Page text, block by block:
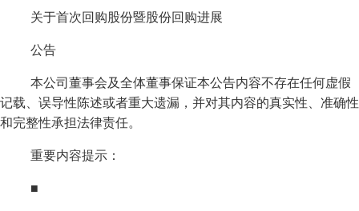
关于首次回购股份暨股份回购进展
公告
本公司董事会及全体董事保证本公告内容不存在任何虚假
记载、误导性陈述或者重大遗漏，并对其内容的真实性、准确性
和完整性承担法律责任。
重要内容提示：
■